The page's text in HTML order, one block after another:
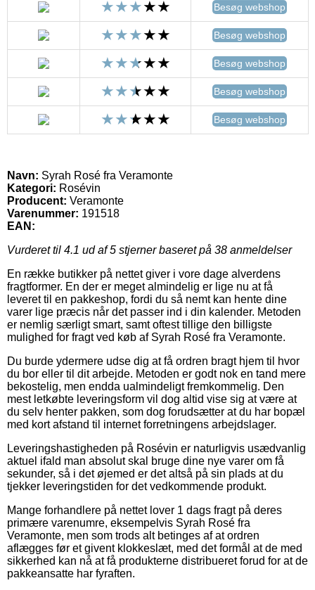
Besøg webshop
Besøg webshop
Besøg webshop
Besøg webshop
Besøg webshop
Navn: Syrah Rosé fra Veramonte
Kategori: Rosévin
Producent: Veramonte
Varenummer: 191518
EAN:
Vurderet til 4.1 ud af 5 stjerner baseret på 38 anmeldelser
En række butikker på nettet giver i vore dage alverdens
fragtformer. En der er meget almindelig er lige nu at få
leveret til en pakkeshop, fordi du så nemt kan hente dine
varer lige præcis når det passer ind i din kalender. Metoden
er nemlig særligt smart, samt oftest tillige den billigste
mulighed for fragt ved køb af Syrah Rosé fra Veramonte.
Du burde ydermere udse dig at få ordren bragt hjem til hvor
du bor eller til dit arbejde. Metoden er godt nok en tand mere
bekostelig, men endda ualmindeligt fremkommelig. Den
mest letkøbte leveringsform vil dog altid vise sig at være at
du selv henter pakken, som dog forudsætter at du har bopæl
med kort afstand til internet forretningens arbejdslager.
Leveringshastigheden på Rosévin er naturligvis usædvanlig
aktuel ifald man absolut skal bruge dine nye varer om få
sekunder, så i det øjemed er det altså på sin plads at du
tjekker leveringstiden for det vedkommende produkt.
Mange forhandlere på nettet lover 1 dags fragt på deres
primære varenumre, eksempelvis Syrah Rosé fra
Veramonte, men som trods alt betinges af at ordren
aflægges før et givent klokkeslæt, med det formål at de med
sikkerhed kan nå at få produkterne distribueret forud for at de
pakkeansatte har fyraften.